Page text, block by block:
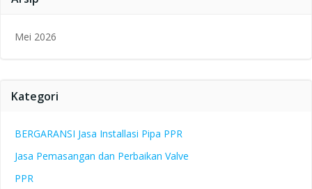
Mei 2026
Kategori
BERGARANSI Jasa Installasi Pipa PPR
Jasa Pemasangan dan Perbaikan Valve
PPR